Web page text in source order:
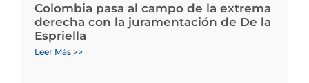
Colombia pasa al campo de la extrema
derecha con la juramentación de De la
Espriella
Leer Más >>